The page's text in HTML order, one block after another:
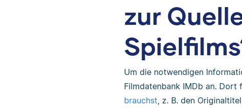
zur
Um die notwendigen
Filmdatenbank IMDb an. Dort
brauchst, z. B. den